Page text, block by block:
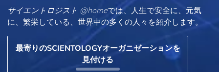
サイエントロジスト @homeでは、人生で安全に、元気
に、繁栄している、世界中の多くの人々を紹介します。
最寄りのSCIENTOLOGYオーガニゼーションを
見付ける